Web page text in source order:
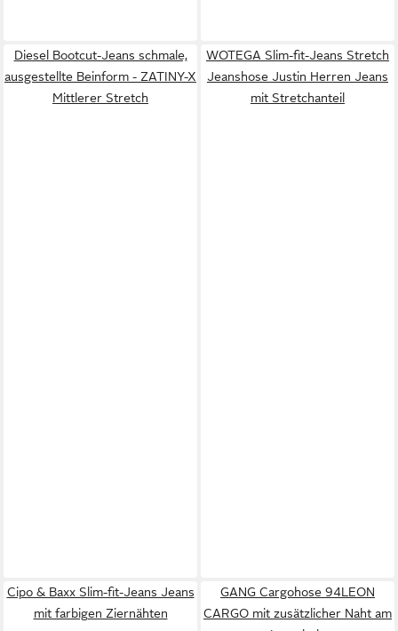
Diesel Bootcut-Jeans schmale,
ausgestellte Beinform - ZATINY-X
Mittlerer Stretch
WOTEGA Slim-fit-Jeans Stretch
Jeanshose Justin Herren Jeans
mit Stretchanteil
Cipo & Baxx Slim-fit-Jeans Jeans
mit farbigen Ziernähten
GANG Cargohose 94LEON
CARGO mit zusätzlicher Naht am